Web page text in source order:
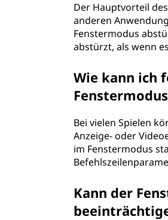
Der Hauptvorteil
anderen
Fenstermodus
abstürzt, als wenn
Wie kann ich
Bei vielen Spielen
Anzeige- oder
im Fenstermodus
Kann der